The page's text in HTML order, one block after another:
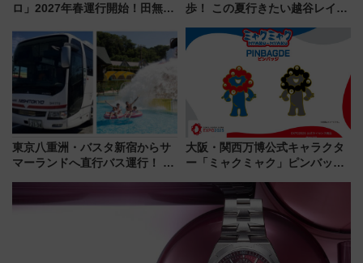
ロ」2027年春運行開始！田無・
「第2弾」も
歩！ この夏行きたい越谷レイク
ア「LAKESIDE PARK」（埼玉
県越谷市）
東京八重洲・バスタ新宿からサ
マーランドへ直行バス運行！ お
8/1～31）
大阪・関西万博公式キャラクタ
ー「ミャクミャク」ピンバッジ